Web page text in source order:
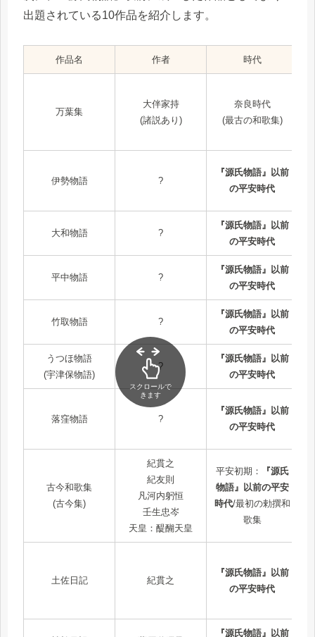
出題されている10作品を紹介します。
作品名 作者 時代
万葉集
大伴家持
(諸説あり)
奈良時代
(最古の和歌集)
伊勢物語 ?
『源氏物語』以前
の平安時代
大和物語 ?
『源氏物語』以前
の平安時代
平中物語 ?
『源氏物語』以前
の平安時代
竹取物語 ?
『源氏物語』以前
の平安時代
うつほ物語
(宇津保物語)
?
『源氏物語』以前
の平安時代
落窪物語 ?
『源氏物語』以前
の平安時代
古今和歌集
(古今集)
紀貫之
紀友則
凡河内躬恒
壬生忠岑
天皇：醍醐天皇
平安初期：
『源氏
物語』以前の平安
時代/最初の勅撰和
歌集
土佐日記 紀貫之
『源氏物語』以前
の平安時代
『源氏物語』以前
スクロールで
きます